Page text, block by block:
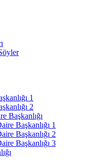
1
2
Başkanlığı
Başkanlığı 1
Başkanlığı 2
Başkanlığı 3